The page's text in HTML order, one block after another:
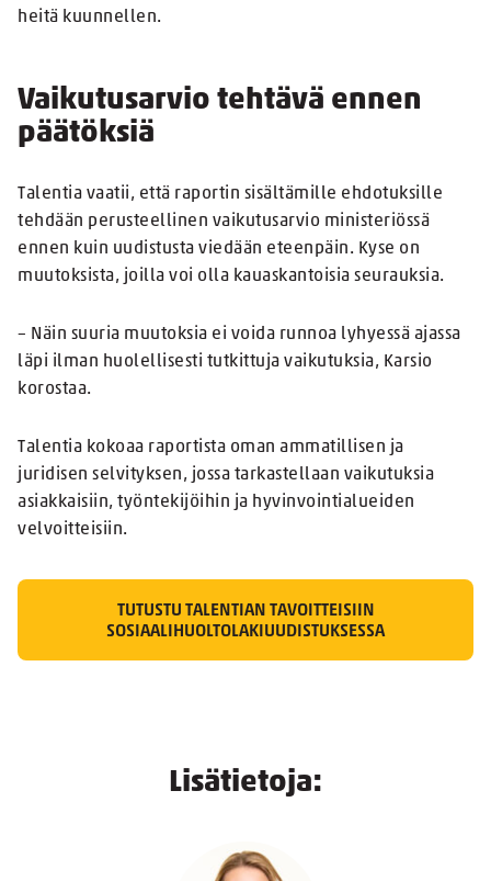
heitä kuunnellen.
Vaikutusarvio tehtävä ennen
päätöksiä
Talentia vaatii, että raportin sisältämille ehdotuksille
tehdään perusteellinen vaikutusarvio ministeriössä
ennen kuin uudistusta viedään eteenpäin. Kyse on
muutoksista, joilla voi olla kauaskantoisia seurauksia.
– Näin suuria muutoksia ei voida runnoa lyhyessä ajassa
läpi ilman huolellisesti tutkittuja vaikutuksia, Karsio
korostaa.
Talentia kokoaa raportista oman ammatillisen ja
juridisen selvityksen, jossa tarkastellaan vaikutuksia
asiakkaisiin, työntekijöihin ja hyvinvointialueiden
velvoitteisiin.
TUTUSTU TALENTIAN TAVOITTEISIIN
SOSIAALIHUOLTOLAKIUUDISTUKSESSA
Lisätietoja: